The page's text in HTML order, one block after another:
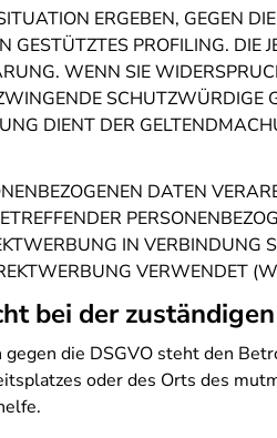
ERGEBEN, GEGEN
GESTÜTZTES PROFILING.
WENN SIE
SCHUTZWÜRDIGE
DIENT DER
DATEN
IN VERBINDUNG
VERWENDET
bei der
die DSGVO steht den
oder des Orts des